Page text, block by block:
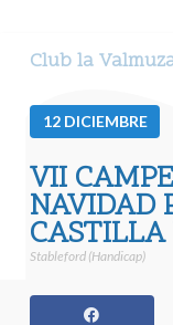
Club la
12 DICIEMBRE
VII
NAVIDAD
Stableford (Handicap)